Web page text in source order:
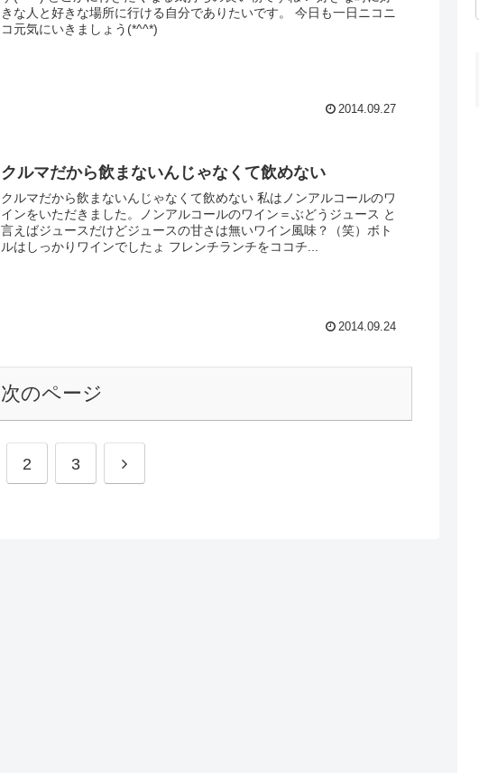
きな人と好きな場所に行ける自分でありたいです。 今日も一日ニコニ
コ元気にいきましょう(*^^*)
2014.09.27
クルマだから飲まないんじゃなくて飲めない
クルマだから飲まないんじゃなくて飲めない 私はノンアルコールのワ
インをいただきました。ノンアルコールのワイン＝ぶどうジュース と
言えばジュースだけどジュースの甘さは無いワイン風味？（笑）ボト
ルはしっかりワインでしたょ フレンチランチをココチ...
2014.09.24
次のページ
2 3 次